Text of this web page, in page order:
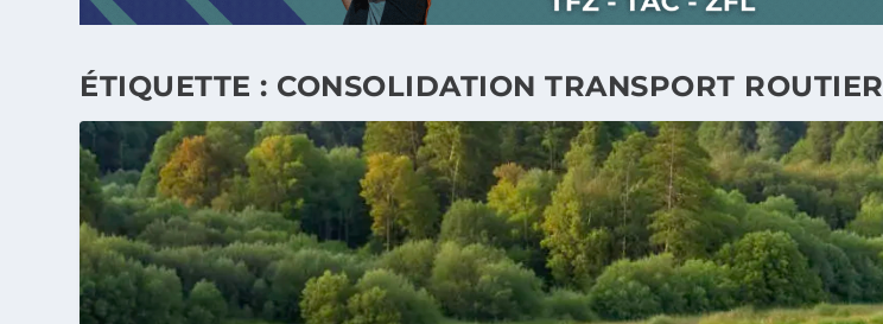
ÉTIQUETTE : CONSOLIDATION TRANSPORT ROUTIER